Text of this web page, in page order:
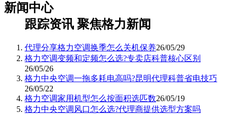
新闻中心
跟踪资讯 聚焦格力新闻
代理分享格力空调换季怎么关机保养26/05/29
格力空调变频和定频怎么选?专卖店科普核心区别
26/05/26
格力中央空调一拖多耗电高吗?昆明代理科普省电技巧
26/05/22
格力空调家用机型怎么按面积选匹数26/05/19
格力中央空调风口怎么选?代理商提供选型方案吗